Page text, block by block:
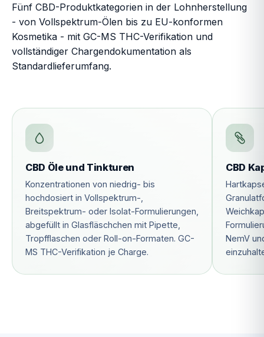
Fünf CBD-Produktkategorien in der Lohnherstellung
- von Vollspektrum-Ölen bis zu EU-konformen
Kosmetika - mit GC-MS THC-Verifikation und
vollständiger Chargendokumentation als
Standardlieferumfang.
CBD Öle und Tinkturen
Konzentrationen von niedrig- bis
hochdosiert in Vollspektrum-,
Breitspektrum- oder Isolat-Formulierungen,
abgefüllt in Glasfläschchen mit Pipette,
Tropfflaschen oder Roll-on-Formaten. GC-
MS THC-Verifikation je Charge.
CBD
NemV